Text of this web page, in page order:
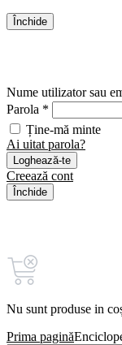
Închide
Nume utilizator sau
Parola *
Ține-mă minte
Ai uitat parola?
Loghează-te
Creează cont
Închide
Nu sunt produse in
Prima pagină